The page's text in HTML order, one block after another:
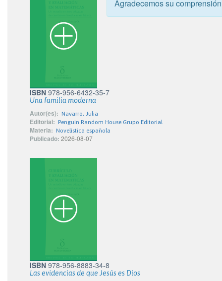
ISBN 978-956-6432-35-7
Una familia moderna
Autor(es): Navarro, Julia
Editorial: Penguin Random House Grupo Editorial
Materia: Novelística española
Publicado: 2026-08-07
ISBN 978-956-8883-34-8
Las evidencias de que Jesús es Dios
Agradecemos su